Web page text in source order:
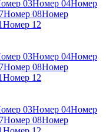
03Номер 04Номер
Номер 08Номер
Номер 12
03Номер 04Номер
Номер 08Номер
Номер 12
03Номер 04Номер
Номер 08Номер